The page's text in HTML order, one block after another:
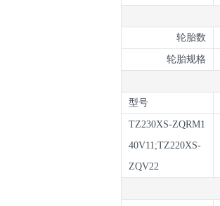
轮胎数
轮胎规格
型号
TZ230XS-ZQRM1
40V11;TZ220XS-
ZQV22